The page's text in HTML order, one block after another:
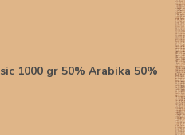
1000 gr 50%Arabika 50%